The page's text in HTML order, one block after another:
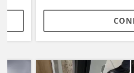
CONFERIR